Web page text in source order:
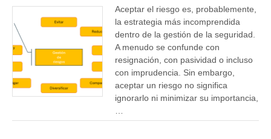
Aceptar el riesgo es, probablemente,
la estrategia más incomprendida
dentro de la gestión de la seguridad.
A menudo se confunde con
resignación, con pasividad o incluso
con imprudencia. Sin embargo,
aceptar un riesgo no significa
ignorarlo ni minimizar su importancia,
…